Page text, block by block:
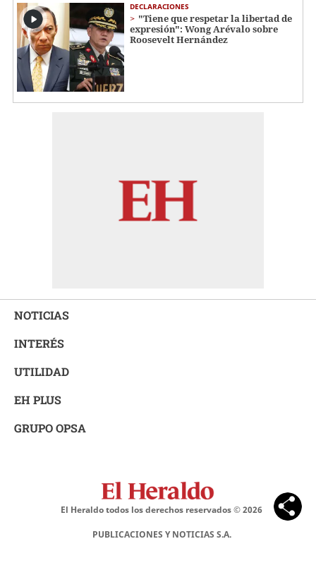
DECLARACIONES
"Tiene que respetar la libertad de
expresión": Wong Arévalo sobre
Roosevelt Hernández
NOTICIAS
INTERÉS
UTILIDAD
EH PLUS
GRUPO OPSA
El Heraldo todos los derechos reservados ©2026
PUBLICACIONES Y NOTICIAS S.A.